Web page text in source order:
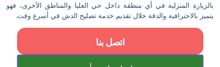
بالزيارة المنزلية في أي منطقة داخل حي العليا والمناطق الأخرى، فهو
يتميز بالاحترافية والدقة خلال تقديم خدمة تصليح الدش في أسرع وقت.
اتصل بنا